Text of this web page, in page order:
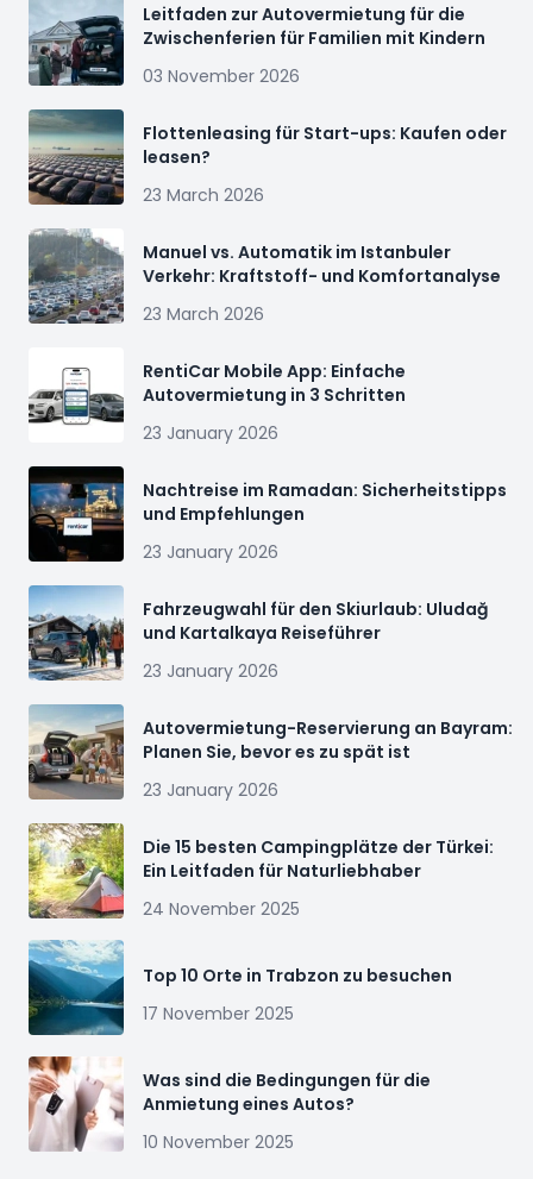
Leitfaden zur Autovermietung für die
Zwischenferien für Familien mit Kindern
03 November 2026
Flottenleasing für Start-ups: Kaufen oder
leasen?
23 March 2026
Manuel vs. Automatik im Istanbuler
Verkehr: Kraftstoff- und Komfortanalyse
23 March 2026
RentiCar Mobile App: Einfache
Autovermietung in 3 Schritten
23 January 2026
Nachtreise im Ramadan: Sicherheitstipps
und Empfehlungen
23 January 2026
Fahrzeugwahl für den Skiurlaub: Uludağ
und Kartalkaya Reiseführer
23 January 2026
Autovermietung-Reservierung an Bayram:
Planen Sie, bevor es zu spät ist
23 January 2026
Die 15 besten Campingplätze der Türkei:
Ein Leitfaden für Naturliebhaber
24 November 2025
Top 10 Orte in Trabzon zu besuchen
17 November 2025
Was sind die Bedingungen für die
Anmietung eines Autos?
10 November 2025